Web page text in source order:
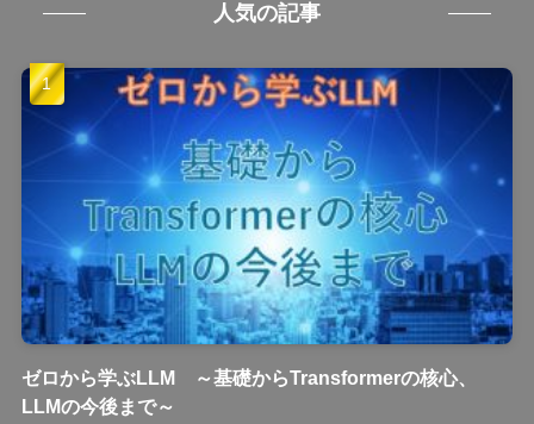
人気の記事
ゼロから学ぶLLM ～基礎からTransformerの核心、
LLMの今後まで～